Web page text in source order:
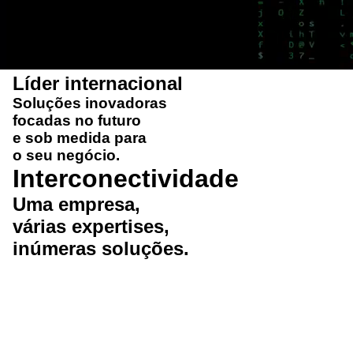
Líder internacional
Soluções inovadoras
focadas no futuro
e sob medida para
o seu negócio.
Interconectividade
Uma empresa,
várias expertises,
inúmeras soluções.